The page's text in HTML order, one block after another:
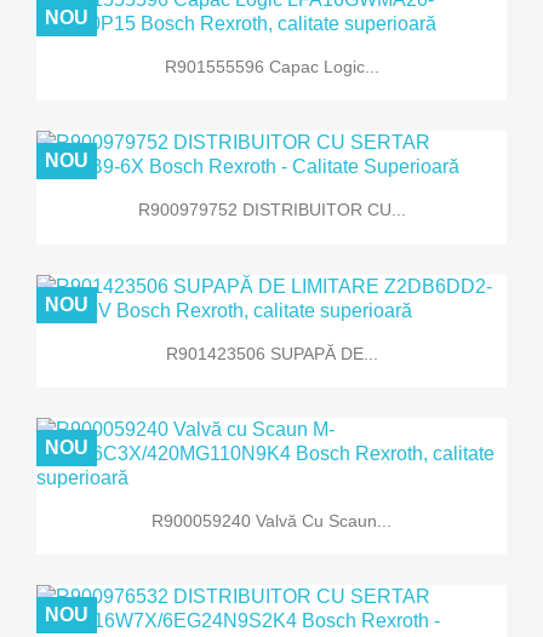
R901555596 Capac Logic...
NOU
R900979752 DISTRIBUITOR CU...
NOU
R901423506 SUPAPĂ DE...
NOU
R900059240 Valvă Cu Scaun...
NOU
NOU